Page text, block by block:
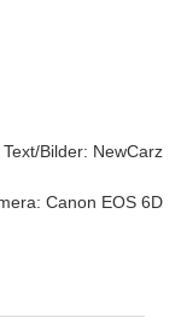
Text/Bilder: NewCarz
Canon EOS 6D